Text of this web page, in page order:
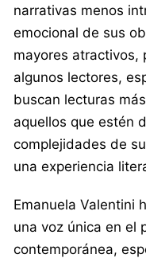
narrativas menos
emocional de sus
mayores atractivos,
algunos lectores,
buscan lecturas
aquellos que estén
complejidades de
una experiencia
Emanuela Valentini
una voz única en el
contemporánea,